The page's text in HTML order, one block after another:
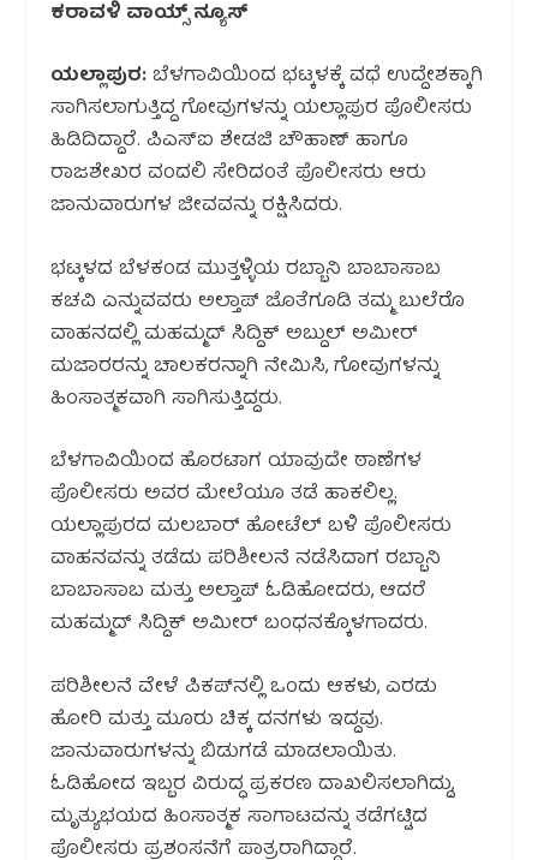
ಕರಾವಳಿ ವಾಯ್ಸ್ ನ್ಯೂಸ್
ಯಲ್ಲಾಪುರ:ಬೆಳಗಾವಿಯಿಂದ ಭಟ್ಕಳಕ್ಕೆ ವಧೆ ಉದ್ದೇಶಕ್ಕಾಗಿ
ಸಾಗಿಸಲಾಗುತ್ತಿದ್ದ ಗೋವುಗಳನ್ನು ಯಲ್ಲಾಪುರ ಪೊಲೀಸರು
ಹಿಡಿದಿದ್ದಾರೆ. ಪಿಎಸ್‌ಐ ಶೇಡಜಿ ಚೌಹಾಣ್ ಹಾಗೂ
ರಾಜಶೇಖರ ವಂದಲಿ ಸೇರಿದಂತೆ ಪೊಲೀಸರು ಆರು
ಜಾನುವಾರುಗಳ ಜೀವವನ್ನು ರಕ್ಷಿಸಿದರು.
ಭಟ್ಕಳದ ಬೆಳಕಂಡ ಮುತ್ತಳ್ಳಿಯ ರಬ್ಬಾನಿ ಬಾಬಾಸಾಬ
ಕಚವಿ ಎನ್ನುವವರು ಅಲ್ತಾಪ್ ಜೊತೆಗೂಡಿ ತಮ್ಮ ಬುಲೆರೊ
ವಾಹನದಲ್ಲಿ ಮಹಮ್ಮದ್ ಸಿದ್ದಿಕ್ ಅಬ್ದುಲ್ ಅಮೀರ್
ಮಜಾರರನ್ನು ಚಾಲಕರನ್ನಾಗಿ ನೇಮಿಸಿ, ಗೋವುಗಳನ್ನು
ಹಿಂಸಾತ್ಮಕವಾಗಿ ಸಾಗಿಸುತ್ತಿದ್ದರು.
ಬೆಳಗಾವಿಯಿಂದ ಹೊರಟಾಗ ಯಾವುದೇ ಠಾಣೆಗಳ
ಪೊಲೀಸರು ಅವರ ಮೇಲೆಯೂ ತಡೆ ಹಾಕಲಿಲ್ಲ.
ಯಲ್ಲಾಪುರದ ಮಲಬಾರ್ ಹೋಟೆಲ್ ಬಳಿ ಪೊಲೀಸರು
ವಾಹನವನ್ನು ತಡೆದು ಪರಿಶೀಲನೆ ನಡೆಸಿದಾಗ ರಬ್ಬಾನಿ
ಬಾಬಾಸಾಬ ಮತ್ತು ಅಲ್ತಾಪ್ ಓಡಿಹೋದರು, ಆದರೆ
ಮಹಮ್ಮದ್ ಸಿದ್ದಿಕ್ ಅಮೀರ್ ಬಂಧನಕ್ಕೊಳಗಾದರು.
ಪರಿಶೀಲನೆ ವೇಳೆ ಪಿಕಪ್‌ನಲ್ಲಿ ಒಂದು ಆಕಳು, ಎರಡು
ಹೋರಿ ಮತ್ತು ಮೂರು ಚಿಕ್ಕ ದನಗಳು ಇದ್ದವು.
ಜಾನುವಾರುಗಳನ್ನು ಬಿಡುಗಡೆ ಮಾಡಲಾಯಿತು.
ಓಡಿಹೋದ ಇಬ್ಬರ ವಿರುದ್ಧ ಪ್ರಕರಣ ದಾಖಲಿಸಲಾಗಿದ್ದು,
ಮೃತ್ಯುಭಯದ ಹಿಂಸಾತ್ಮಕ ಸಾಗಾಟವನ್ನು ತಡೆಗಟ್ಟಿದ
ಪೊಲೀಸರು ಪ್ರಶಂಸನೆಗೆ ಪಾತ್ರರಾಗಿದ್ದಾರೆ.